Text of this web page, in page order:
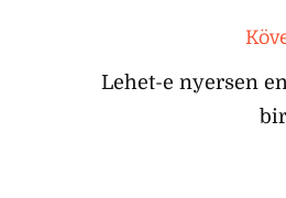
Lehet-e nyersen